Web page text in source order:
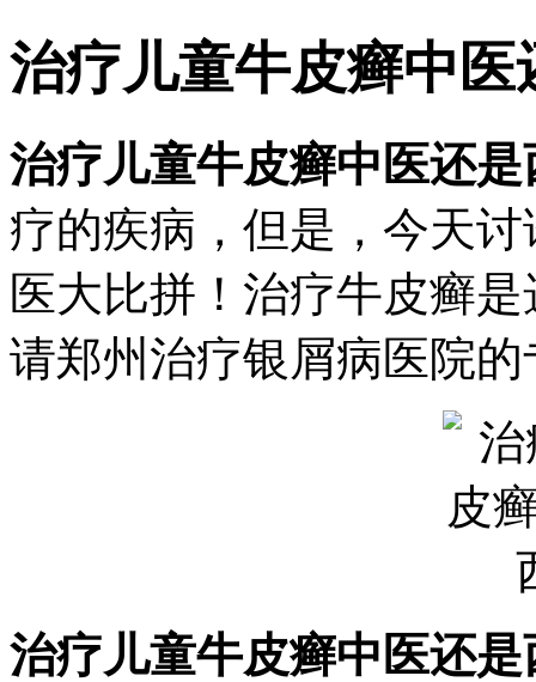
治疗儿童牛皮癣中医
治疗儿童牛皮癣中医还是
疗的疾病，但是，今天
医大比拼！治疗牛皮癣
请郑州治疗银屑病医院
治疗儿童牛皮癣中医还是